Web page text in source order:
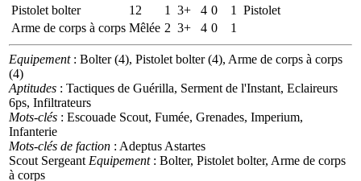
Pistolet bolter
12 1 3+ 4 0 1
Pistolet
Arme de corps à corps Mêlée 2 3+ 4 0 1
Equipement: Bolter (4), Pistolet bolter (4), Arme de corps à corps
(4)
Aptitudes : Tactiques de Guérilla, Serment de l'Instant, Eclaireurs
6ps, Infiltrateurs
Mots-clés : Escouade Scout, Fumée, Grenades, Imperium,
Infanterie
Mots-clés de faction : Adeptus Astartes
Scout Sergeant Equipement: Bolter, Pistolet bolter, Arme de corps
à corps